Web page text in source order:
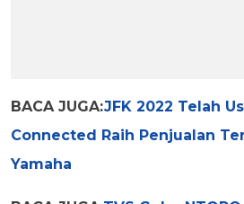
BACA JUGA:JFK 2022 Telah
Connected Raih Penjualan
Yamaha